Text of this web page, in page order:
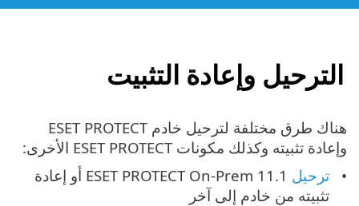
الترحيل وإعادة التثبيت
هناك طرق مختلفة لترحيل خادم ESET PROTECT
وإعادة تثبيته وكذلك مكونات ESET PROTECT الأخرى:
ترحيل
ESET PROTECT On-Prem 11.1 أو إعادة
تثبيته من خادم إلى آخر